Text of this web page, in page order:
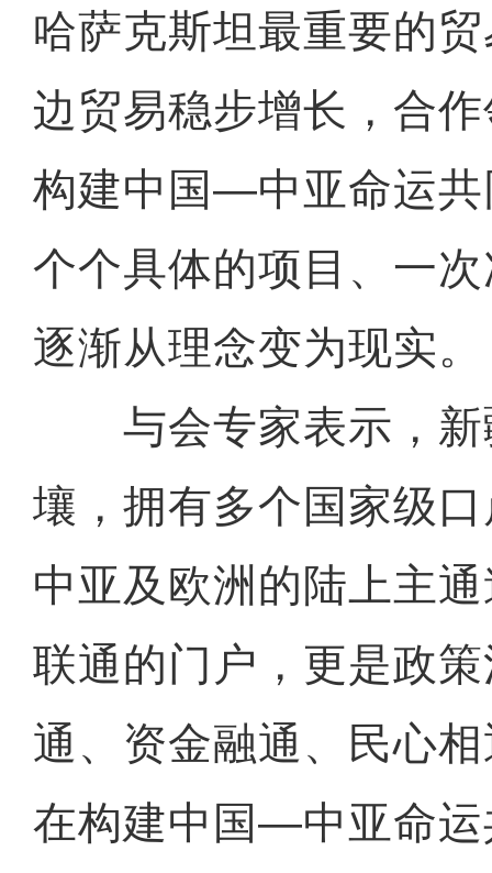
哈萨克斯坦最重要的
边贸易稳步增长，合
构建中国—中亚命运共
个个具体的项目、一
逐渐从理念变为现实。
与会专家表示，新
壤，拥有多个国家级
中亚及欧洲的陆上主
联通的门户，更是政
通、资金融通、民心
在构建中国—中亚命运